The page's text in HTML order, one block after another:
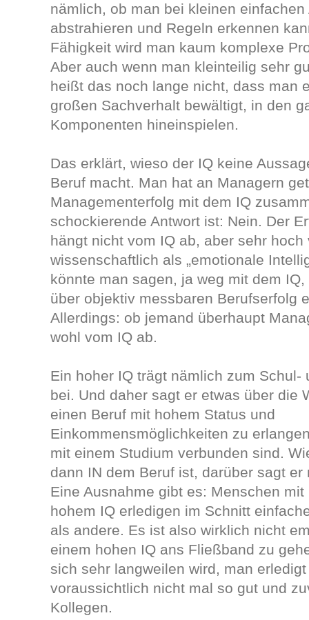
nämlich, ob man bei kleinen einfachen
abstrahieren und Regeln erkennen
Fähigkeit wird man kaum komplexe
Aber auch wenn man kleinteilig sehr
heißt das noch lange nicht, dass man
großen Sachverhalt bewältigt, in den
Komponenten hineinspielen.
Das erklärt, wieso der IQ keine
Beruf macht. Man hat an Managern
Managementerfolg mit dem IQ
schockierende Antwort ist: Nein. Der
hängt nicht vom IQ ab, aber sehr hoch
wissenschaftlich als „emotionale
könnte man sagen, ja weg mit dem
über objektiv messbaren Berufserfolg
Allerdings: ob jemand überhaupt
wohl vom IQ ab.
Ein hoher IQ trägt nämlich zum Schul-
bei. Und daher sagt er etwas über die
einen Beruf mit hohem Status und
Einkommensmöglichkeiten zu
mit einem Studium verbunden sind.
dann IN dem Beruf ist, darüber sagt er
Eine Ausnahme gibt es: Menschen
hohem IQ erledigen im Schnitt
als andere. Es ist also wirklich nicht
einem hohen IQ ans Fließband zu
sich sehr langweilen wird, man
voraussichtlich nicht mal so gut und
Kollegen.